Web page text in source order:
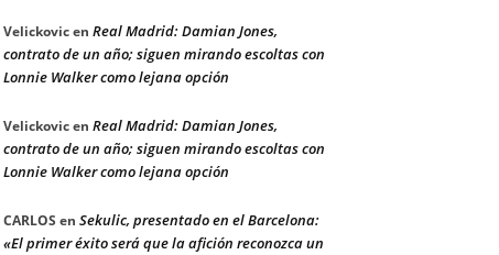
Velickovicen Real Madrid: Damian Jones,
contrato de un año; siguen mirando escoltas con
Lonnie Walker como lejana opción
Velickovicen Real Madrid: Damian Jones,
contrato de un año; siguen mirando escoltas con
Lonnie Walker como lejana opción
CARLOS en Sekulic, presentado en el Barcelona:
«El primer éxito será que la afición reconozca un